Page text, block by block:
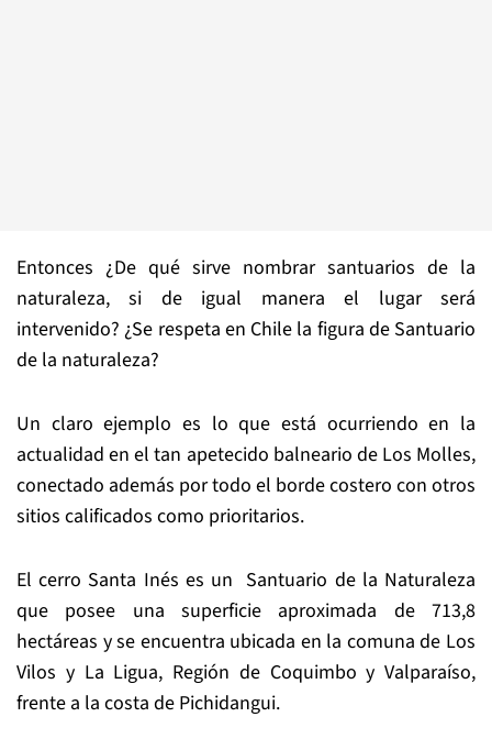
Entonces ¿De qué sirve nombrar santuarios de la
naturaleza, si de igual manera el lugar será
intervenido? ¿Se respeta en Chile la figura de Santuario
de la naturaleza?
Un claro ejemplo es lo que está ocurriendo en la
actualidad en el tan apetecido balneario de Los Molles,
conectado además por todo el borde costero con otros
sitios calificados como prioritarios.
El cerro Santa Inés es un Santuario de la Naturaleza
que posee una superficie aproximada de 713,8
hectáreas y se encuentra ubicada en la comuna de Los
Vilos y La Ligua, Región de Coquimbo y Valparaíso,
frente a la costa de Pichidangui.